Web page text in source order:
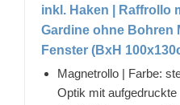
inkl. Haken | Raffrollo
Gardine ohne Bohren
Fenster (BxH
Magnetrollo | Farbe:
Optik mit aufgedruckte